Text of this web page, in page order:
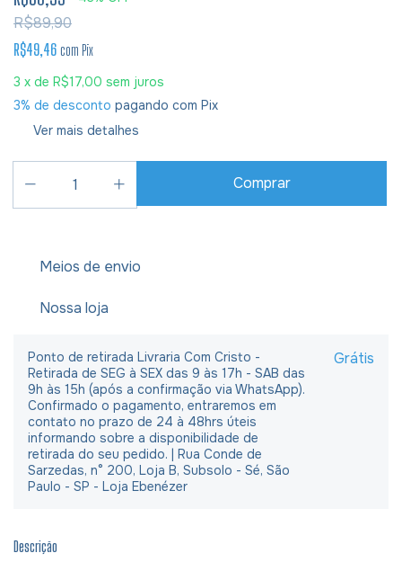
R$89,90
R$49,46 com Pix
3 x de R$17,00 sem juros
3% de desconto pagando com Pix
Ver mais detalhes
Meios de envio
Nossa loja
Ponto de retirada Livraria Com Cristo -
Retirada de SEG à SEX das 9 às 17h - SAB das
9h às 15h (após a confirmação via WhatsApp).
Confirmado o pagamento, entraremos em
contato no prazo de 24 à 48hrs úteis
informando sobre a disponibilidade de
retirada do seu pedido. | Rua Conde de
Sarzedas, n° 200, Loja B, Subsolo - Sé, São
Paulo - SP - Loja Ebenézer
Grátis
Descrição